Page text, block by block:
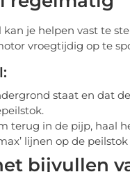
je helpen vast te
vroegtijdig op te
staat en dat
terug in de pijp, haal
lijnen op de
bijvullen